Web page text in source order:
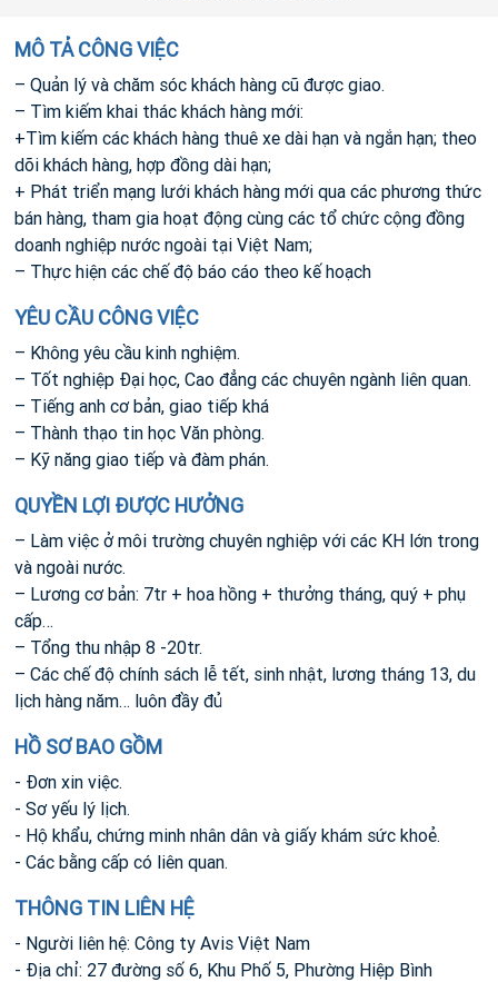
MÔ TẢ CÔNG VIỆC
– Quản lý và chăm sóc khách hàng cũ được giao.
– Tìm kiếm khai thác khách hàng mới:
+Tìm kiếm các khách hàng thuê xe dài hạn và ngắn hạn; theo
dõi khách hàng, hợp đồng dài hạn;
+ Phát triển mạng lưới khách hàng mới qua các phương thức
bán hàng, tham gia hoạt động cùng các tổ chức cộng đồng
doanh nghiệp nước ngoài tại Việt Nam;
– Thực hiện các chế độ báo cáo theo kế hoạch
YÊU CẦU CÔNG VIỆC
– Không yêu cầu kinh nghiệm.
– Tốt nghiệp Đại học, Cao đẳng các chuyên ngành liên quan.
– Tiếng anh cơ bản, giao tiếp khá
– Thành thạo tin học Văn phòng.
– Kỹ năng giao tiếp và đàm phán.
QUYỀN LỢI ĐƯỢC HƯỞNG
– Làm việc ở môi trường chuyên nghiệp với các KH lớn trong
và ngoài nước.
– Lương cơ bản: 7tr + hoa hồng + thưởng tháng, quý + phụ
cấp…
– Tổng thu nhập 8 -20tr.
– Các chế độ chính sách lễ tết, sinh nhật, lương tháng 13, du
lịch hàng năm… luôn đầy đủ
HỒ SƠ BAO GỒM
- Đơn xin việc.
- Sơ yếu lý lịch.
- Hộ khẩu, chứng minh nhân dân và giấy khám sức khoẻ.
- Các bằng cấp có liên quan.
THÔNG TIN LIÊN HỆ
- Người liên hệ: Công ty Avis Việt Nam
- Địa chỉ: 27 đường số 6, Khu Phố 5, Phường Hiệp Bình